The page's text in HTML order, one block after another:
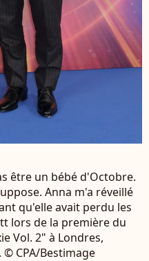
être un bébé d'Octobre.
Anna m'a réveillé
qu'elle avait perdu les
lors de la première du
Vol. 2" à Londres,
© CPA/Bestimage